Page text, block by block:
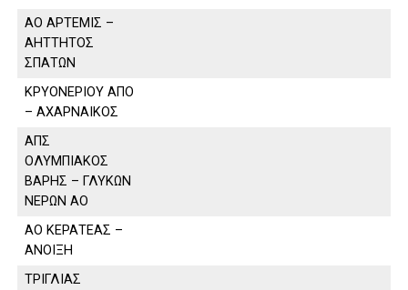
ΑΟ ΑΡΤΕΜΙΣ –
ΑΗΤΤΗΤΟΣ
ΣΠΑΤΩΝ
ΚΡΥΟΝΕΡΙΟΥ ΑΠΟ
– ΑΧΑΡΝΑΙΚΟΣ
ΑΠΣ
ΟΛΥΜΠΙΑΚΟΣ
ΒΑΡΗΣ – ΓΛΥΚΩΝ
ΝΕΡΩΝ ΑΟ
ΑΟ ΚΕΡΑΤΕΑΣ –
ΑΝΟΙΞΗ
ΤΡΙΓΛΙΑΣ